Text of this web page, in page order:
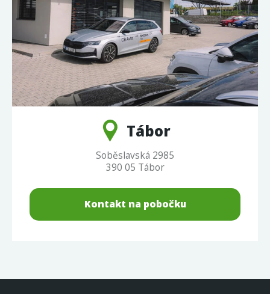
Tábor
Soběslavská 2985
390 05 Tábor
Kontakt na pobočku